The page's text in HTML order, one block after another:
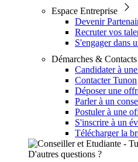
Espace Entreprise
Devenir
Recruter vos
S'engager dans
Démarches & Contacts
Candidater à
Contacter Tunon
Déposer une
Parler à un
Postuler à une
S'inscrire à un
Télécharger la
D'autres questions ?